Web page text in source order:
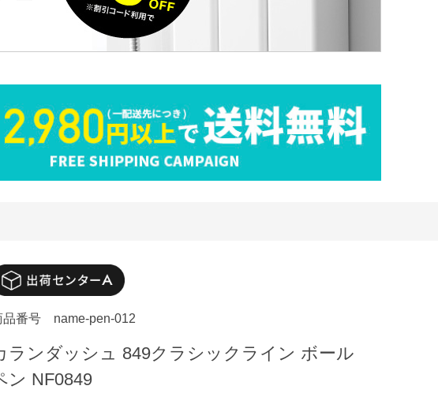
品番号 name-pen-012
ランダッシュ 849クラシックライン ボール
ン NF0849